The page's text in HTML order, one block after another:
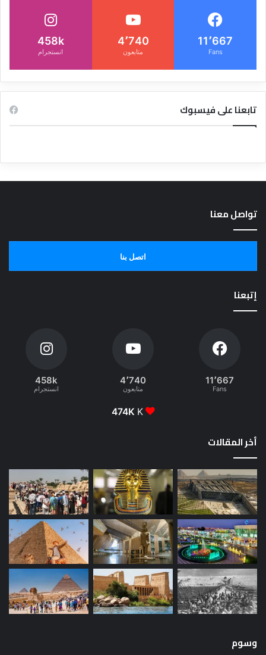
11٬667
Fans
4٬740
متابعون
458k
انستجرام
تابعنا على فيسبوك
تواصل معنا
اتصل بنا
إتبعنا
11٬667
Fans
4٬740
متابعون
458k
انستجرام
474K K
أخر المقالات
وسوم